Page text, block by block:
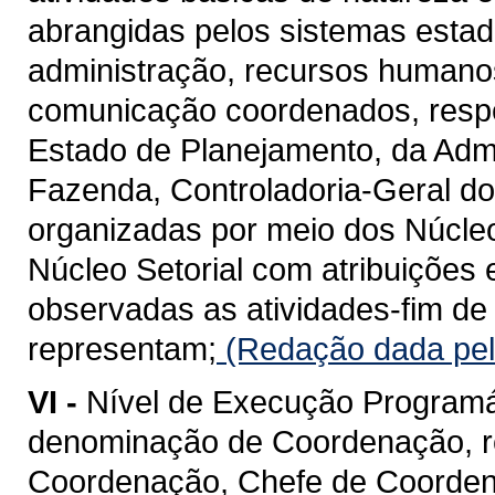
abrangidas pelos sistemas
administração, recursos
comunicação coordenados,
Estado de Planejamento, da
Fazenda, Controladoria-Geral
organizadas por meio dos
Núcleo Setorial com atribuições
observadas as atividades-fim
representam; (Redação dada
VI - Nível de Execução
denominação de Coordenação,
Coordenação, Chefe de